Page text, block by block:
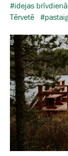
#idejas
Tērvetē